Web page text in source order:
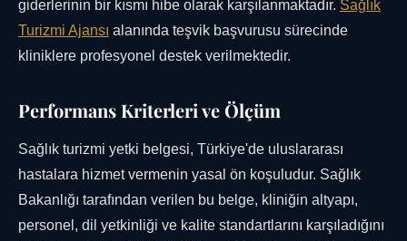
giderlerinin bir kısmı hibe olarak karşılanmaktadır. Sağlık
Turizmi Ajansı alanında teşvik başvurusu sürecinde
kliniklere profesyonel destek verilmektedir.
Performans Kriterleri ve Ölçüm
Sağlık turizmi yetki belgesi, Türkiye'de uluslararası
hastalara hizmet vermenin yasal ön koşuludur. Sağlık
Bakanlığı tarafından verilen bu belge, kliniğin altyapı,
personel, dil yetkinliği ve kalite standartlarını karşıladığını